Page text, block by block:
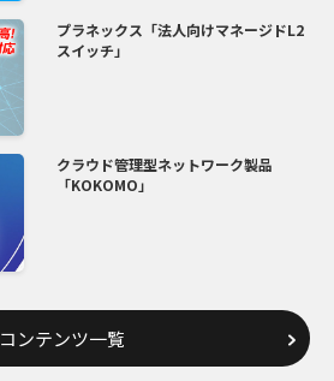
プラネックス「法人向けマネージドL2
スイッチ」
クラウド管理型ネットワーク製品
「KOKOMO」
コンテンツ一覧